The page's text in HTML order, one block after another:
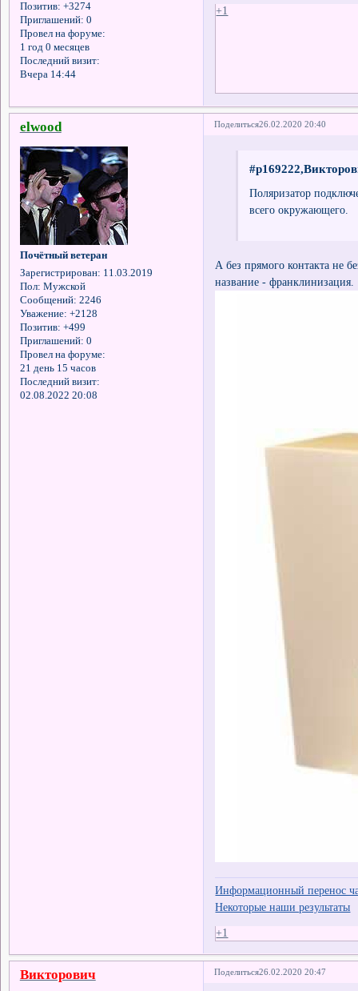
Позитив: +3274
Приглашений: 0
Провел на форуме:
1 год 0 месяцев
Последний визит:
Вчера 14:44
+1
Поделиться26.02.2020 20:40
elwood
Почётный ветеран
Зарегистрирован: 11.03.2019
Пол: Мужской
Сообщений: 2246
Уважение: +2128
Позитив: +499
Приглашений: 0
Провел на форуме:
21 день 15 часов
Последний визит:
02.08.2022 20:08
Поляризатор
всего окружающего.
А без прямого контакта не
название - франклинизация.
Информационный перенос
Некоторые наши результаты
+1
Поделиться26.02.2020 20:47
Викторович